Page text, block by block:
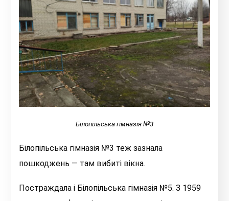
Білопільська гімназія №3
Білопільська гімназія №3 теж зазнала
пошкоджень — там вибиті вікна.
Постраждала і Білопільська гімназія №5. З 1959